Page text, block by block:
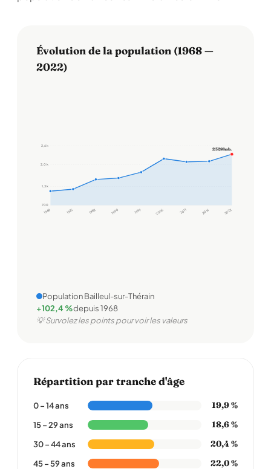
Évolution de la population (1968 —
2022)
700
1,3 k
2,0 k
2,6 k
1968 1975 1982 1990 1999 2006 2011 2016 2022
2 328 hab.
Population Bailleul-sur-Thérain
+102,4 %depuis 1968
💡 Survolez les points pour voir les valeurs
Répartition par tranche d'âge
0 – 14 ans 19,9 %
15 – 29 ans 18,6 %
30 – 44 ans 20,4 %
45 – 59 ans 22,0 %